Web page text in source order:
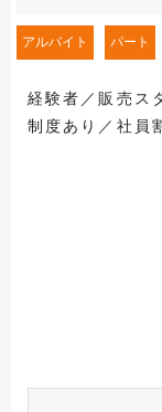
アルバイト パート
経験者／販売ス
制度あり／社員